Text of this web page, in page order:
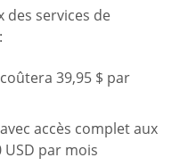
des services de
39,95 $ par
accès complet aux
par mois